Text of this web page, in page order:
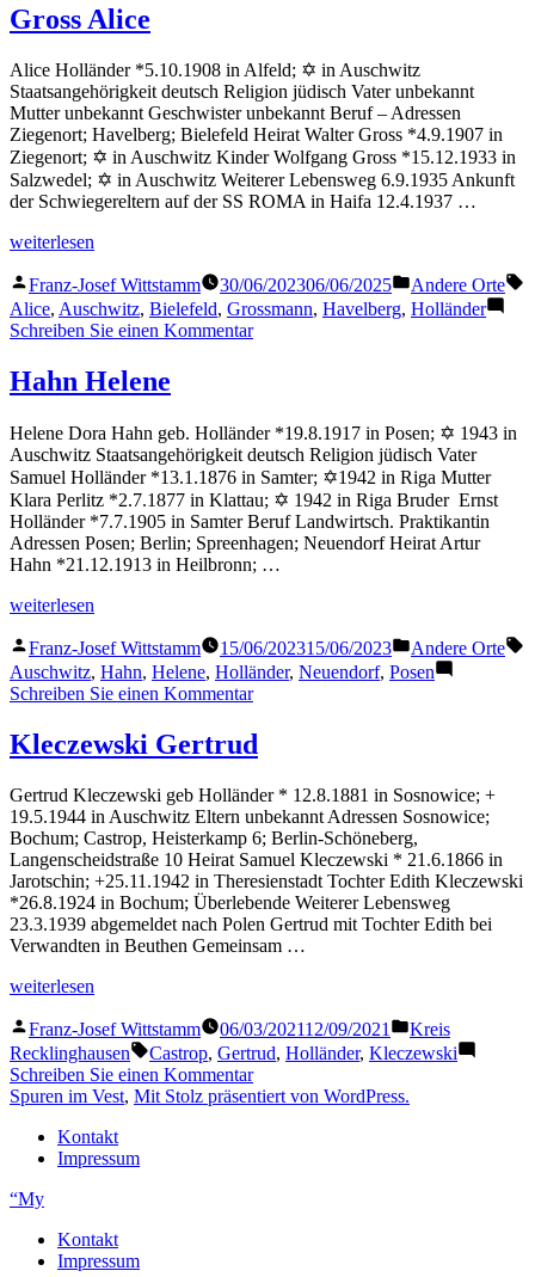
Gross Alice
Alice Holländer *5.10.1908 in Alfeld; ✡ in Auschwitz
Staatsangehörigkeit deutsch Religion jüdisch Vater unbekannt
Mutter unbekannt Geschwister unbekannt Beruf – Adressen
Ziegenort; Havelberg; Bielefeld Heirat Walter Gross *4.9.1907 in
Ziegenort; ✡ in Auschwitz Kinder Wolfgang Gross *15.12.1933 in
Salzwedel; ✡ in Auschwitz Weiterer Lebensweg 6.9.1935 Ankunft
der Schwiegereltern auf der SS ROMA in Haifa 12.4.1937 …
„Gross
weiterlesen
Veröffentlicht
von
Franz-Josef Wittstamm 30/06/202306/06/2025
Veröffentlicht
in
Andere Orte
Alice, Auschwitz, Bielefeld, Grossmann, Havelberg, Holländer
Schreiben Sie einen Kommentarzu
Hahn Helene
Helene Dora Hahn geb. Holländer *19.8.1917 in Posen; ✡ 1943 in
Auschwitz Staatsangehörigkeit deutsch Religion jüdisch Vater
Samuel Holländer *13.1.1876 in Samter; ✡1942 in Riga Mutter
Klara Perlitz *2.7.1877 in Klattau; ✡ 1942 in Riga Bruder Ernst
Holländer *7.7.1905 in Samter Beruf Landwirtsch. Praktikantin
Adressen Posen; Berlin; Spreenhagen; Neuendorf Heirat Artur
Hahn *21.12.1913 in Heilbronn; …
„Hahn
weiterlesen
Veröffentlicht
von
Franz-Josef Wittstamm 15/06/202315/06/2023
Veröffentlicht
in
Andere Orte
Auschwitz, Hahn, Helene, Holländer, Neuendorf, Posen
Schreiben Sie einen Kommentarzu
Helene
Kleczewski Gertrud
Gertrud Kleczewski geb Holländer * 12.8.1881 in Sosnowice; +
19.5.1944 in Auschwitz Eltern unbekannt Adressen Sosnowice;
Bochum; Castrop, Heisterkamp 6; Berlin-Schöneberg,
Langenscheidstraße 10 Heirat Samuel Kleczewski * 21.6.1866 in
Jarotschin; +25.11.1942 in Theresienstadt Tochter Edith Kleczewski
*26.8.1924 in Bochum; Überlebende Weiterer Lebensweg
23.3.1939 abgemeldet nach Polen Gertrud mit Tochter Edith bei
Verwandten in Beuthen Gemeinsam …
„Kleczewski
weiterlesen
Veröffentlicht
von
Franz-Josef Wittstamm 06/03/202112/09/2021
Veröffentlicht
in
Kreis
Recklinghausen
Schlagwörter:
Castrop, Gertrud, Holländer, Kleczewski
Schreiben Sie einen Kommentarzu
Kleczewski
Spuren im Vest, Mit Stolz präsentiert von WordPress.
Kontakt
Impressum
“My
Kontakt
Impressum